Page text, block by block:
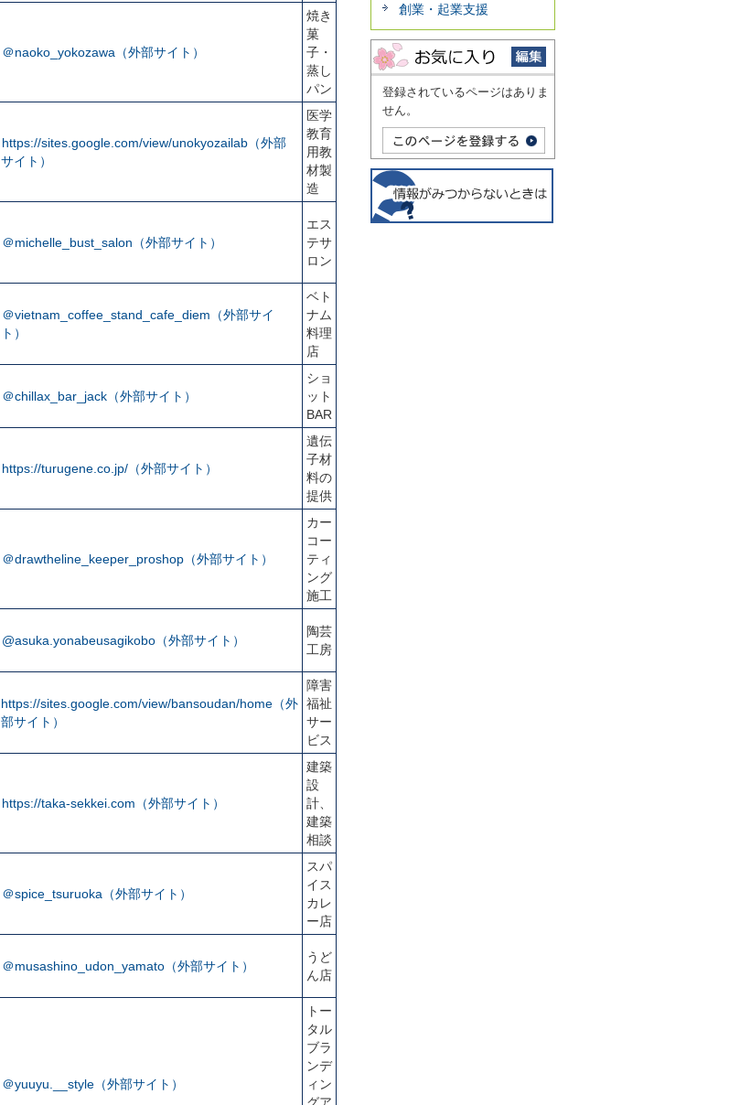
＠naoko_yokozawa（外部サイト）
焼き
菓
子・
蒸し
パン
https://sites.google.com/view/unokyozailab（外部
サイト）
医学
教育
用教
材製
造
＠michelle_bust_salon（外部サイト）
エス
テサ
ロン
＠vietnam_coffee_stand_cafe_diem（外部サイ
ト）
ベト
ナム
料理
店
＠chillax_bar_jack（外部サイト）
ショ
ット
BAR
https://turugene.co.jp/（外部サイト）
遺伝
子材
料の
提供
＠drawtheline_keeper_proshop（外部サイト）
カー
コー
ティ
ング
施工
@asuka.yonabeusagikobo（外部サイト）
陶芸
工房
https://sites.google.com/view/bansoudan/home（外
部サイト）
障害
福祉
サー
ビス
https://taka-sekkei.com（外部サイト）
建築
設
計、
建築
相談
＠spice_tsuruoka（外部サイト）
スパ
イス
カレ
ー店
＠musashino_udon_yamato（外部サイト）
うど
ん店
＠yuuyu.__style（外部サイト）
トー
タル
ブラ
ンデ
ィン
グア
創業・起業支援
登録されているページはありま
せん。